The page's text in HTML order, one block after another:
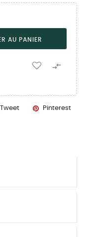
AU PANIER

Tweet Pinterest